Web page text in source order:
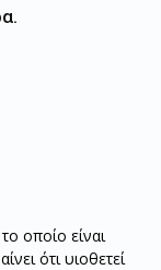
οποίο είναι
ότι υιοθετεί